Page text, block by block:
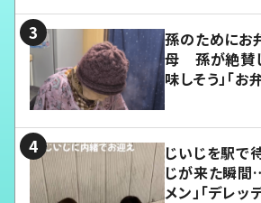
孫のためにお
母 孫が絶賛
味しそう」「お
じいじを駅
じが来た瞬間…
メン」「デレッ